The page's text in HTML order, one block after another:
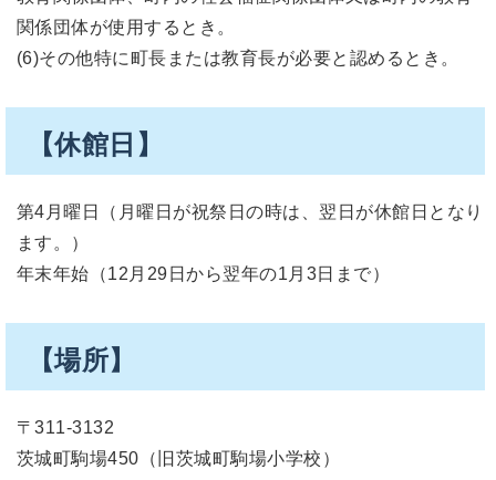
関係団体が使用するとき。
(6)その他特に町長または教育長が必要と認めるとき。
【休館日】
第4月曜日（月曜日が祝祭日の時は、翌日が休館日となり
ます。）
年末年始（12月29日から翌年の1月3日まで）
【場所】
〒311-3132
茨城町駒場450（旧茨城町駒場小学校）